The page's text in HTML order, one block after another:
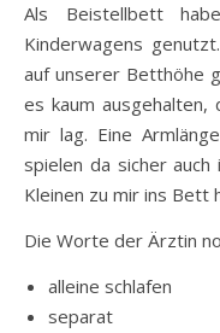
Als Beistellbett
Kinderwagens
auf unserer Betthöhe
es kaum ausgehalten,
mir lag. Eine
spielen da sicher
Kleinen zu mir ins Bett
Die Worte der Ärztin
alleine schlafen
separat